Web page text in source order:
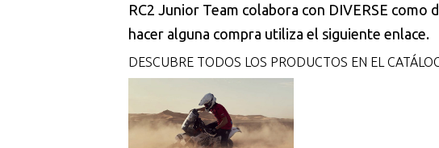
RC2 Junior Team colabora con DIVERSE
hacer alguna compra utiliza el siguiente enlace.
DESCUBRE TODOS LOS PRODUCTOS EN EL